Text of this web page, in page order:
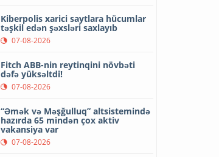
Kiberpolis xarici saytlara hücumlar
təşkil edən şəxsləri saxlayıb
07-08-2026
Fitch ABB-nin reytinqini növbəti
dəfə yüksəltdi!
07-08-2026
“Əmək və Məşğulluq” altsistemində
hazırda 65 mindən çox aktiv
vakansiya var
07-08-2026